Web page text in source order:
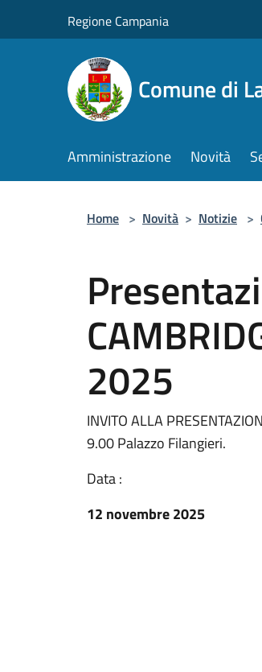
Regione Campania
Comune di
Amministrazione Novità
Home > Novità > Notizie >
2025
INVITO ALLA
9.00 Palazzo Filangieri.
Data :
12 novembre 2025